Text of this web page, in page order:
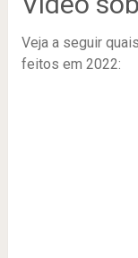
Veja a seguir
feitos em 2022: